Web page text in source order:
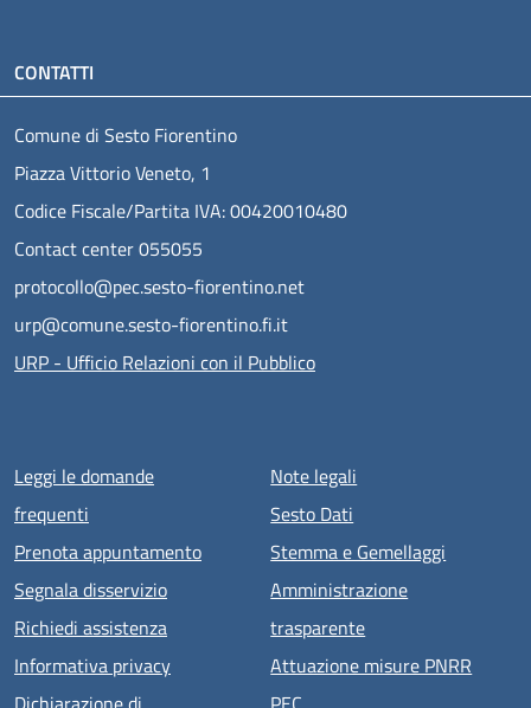
CONTATTI
Comune di Sesto Fiorentino
Piazza Vittorio Veneto, 1
Codice Fiscale/Partita IVA: 00420010480
Contact center 055055
protocollo@pec.sesto-fiorentino.net
urp@comune.sesto-fiorentino.fi.it
URP - Ufficio Relazioni con il Pubblico
Menu piè di pagina
Leggi le domande
frequenti
Prenota appuntamento
Segnala disservizio
Richiedi assistenza
Informativa privacy
Note legali
Sesto Dati
Stemma e Gemellaggi
Amministrazione
trasparente
Attuazione misure PNRR